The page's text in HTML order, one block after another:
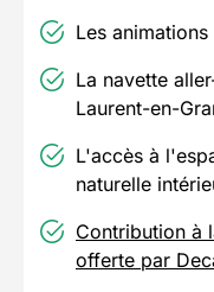
Les
La navette
Laurent-en-
L'accès à
naturelle
Contribution à
offerte par